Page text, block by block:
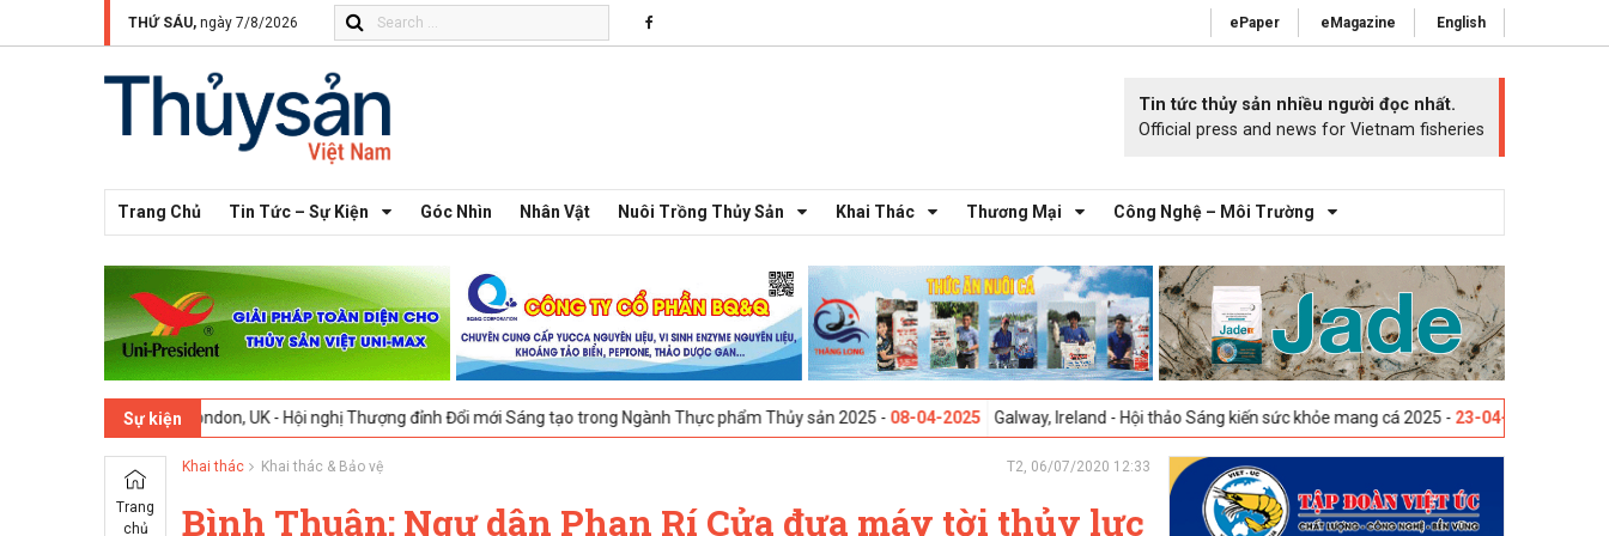
THỨ SÁU, ngày 7/8/2026 ePaper eMagazine English
Tin tức thủy sản nhiều người đọc nhất.
Official press and news for Vietnam fisheries
Trang Chủ Tin Tức – Sự Kiện Góc Nhìn Nhân Vật Nuôi Trồng Thủy Sản Khai Thác Thương Mại Công Nghệ – Môi Trường
Sự kiện
London, UK - Hội nghị Thượng đỉnh Đổi mới Sáng tạo trong Ngành Thực phẩm Thủy sản 2025 -08-04-2025 Galway, Ireland - Hội thảo Sáng kiến sức khỏe mang cá 2025 -23-04-2025 Vigo, Tây Ban
Trang
chủ
Khai thác Khai thác & Bảo vệ T2, 06/07/2020 12:33
Bình Thuận: Ngư dân Phan Rí Cửa đưa máy tời thủy lực